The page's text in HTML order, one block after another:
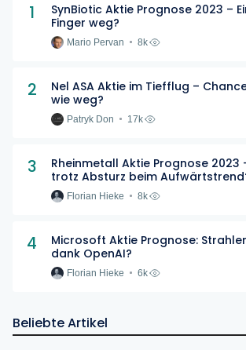
1
SynBiotic Aktie Prognose 2023 –
Finger weg?
Mario Pervan 8k
2
Nel ASA Aktie im Tiefflug –
wie weg?
Patryk Don 17k
3
Rheinmetall Aktie Prognose 2023
trotz Absturz beim
Florian Hieke 8k
4
Microsoft Aktie Prognose:
dank OpenAI?
Florian Hieke 6k
Beliebte Artikel